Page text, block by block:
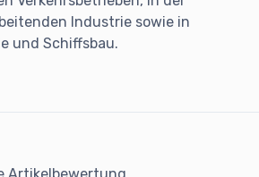
Industrie sowie in
und Schiffsbau.